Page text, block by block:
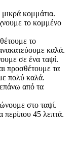
κομμάτια.
το κομμένο
το
καλά.
σε ένα ταψί.
προσθέτουμε τα
πολύ καλά.
από τα
στο ταψί.
περίπου 45 λεπτά.